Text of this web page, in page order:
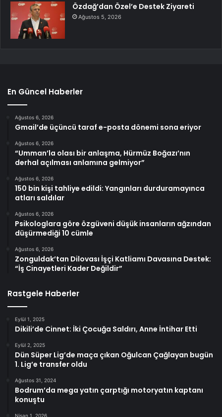
Özdağ’dan Özel’e Destek Ziyareti
Ağustos 5, 2026
En Güncel Haberler
Ağustos 6, 2026
Gmail’de üçüncü taraf e-posta dönemi sona eriyor
Ağustos 6, 2026
“Umman’la olası bir anlaşma, Hürmüz Boğazı’nın
derhal açılması anlamına gelmiyor”
Ağustos 6, 2026
150 bin kişi tahliye edildi: Yangınları durduramayınca
atları saldılar
Ağustos 6, 2026
Psikologlara göre özgüveni düşük insanların ağzından
düşürmediği 10 cümle
Ağustos 6, 2026
Zonguldak’tan Dilovası İşçi Katliamı Davasına Destek:
“İş Cinayetleri Kader Değildir”
Rastgele Haberler
Eylül 1, 2025
Dikili’de Cinnet: İki Çocuğa Saldırı, Anne İntihar Etti
Eylül 2, 2025
Dün Süper Lig’de maça çıkan Oğulcan Çağlayan bugün
1. Lig’e transfer oldu
Ağustos 31, 2024
Bodrum’da mega yatın çarptığı motoryatın kaptanı
konuştu
Nisan 1, 2026